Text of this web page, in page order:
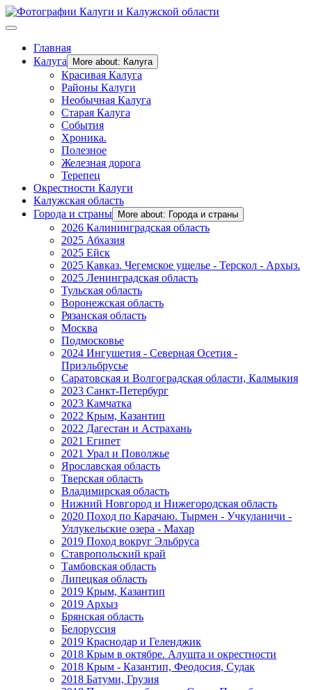
Главная
Калуга
More about: Калуга
Красивая Калуга
Районы Калуги
Необычная Калуга
Старая Калуга
События
Хроника.
Полезное
Железная дорога
Терепец
Окрестности Калуги
Калужская область
Города и страны
More about: Города и страны
2026 Калининградская область
2025 Абхазия
2025 Ейск
2025 Кавказ. Чегемское ущелье - Терскол - Архыз.
2025 Ленинградская область
Тульская область
Воронежская область
Рязанская область
Москва
Подмосковье
2024 Ингушетия - Северная Осетия -
Приэльбрусье
Саратовская и Волгоградская области, Калмыкия
2023 Санкт-Петербург
2023 Камчатка
2022 Крым, Казантип
2022 Дагестан и Астрахань
2021 Египет
2021 Урал и Поволжье
Ярославская область
Тверская область
Владимирская область
Нижний Новгород и Нижегородская область
2020 Поход по Карачаю. Тырмен - Учкуланичи -
Уллукельские озера - Махар
2019 Поход вокруг Эльбруса
Ставропольский край
Тамбовская область
Липецкая область
2019 Крым, Казантип
2019 Архыз
Брянская область
Белоруссия
2019 Краснодар и Геленджик
2018 Крым в октябре. Алушта и окрестности
2018 Крым - Казантип, Феодосия, Судак
2018 Батуми, Грузия